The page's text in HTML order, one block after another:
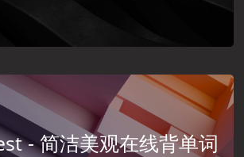
- 简洁美观在线背单词